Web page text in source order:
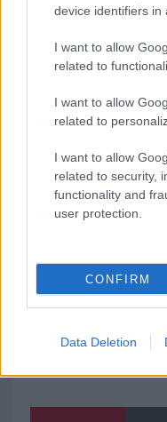
device identifiers in
I want to allow
related to
I want to allow
related to
I want to allow
related to security,
functionality and
user protection.
CONFIRM
Data Deletion
soluzione
Monte
rinascita
Raid nelle
la rete